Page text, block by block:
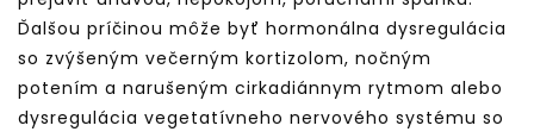
Ďalšou príčinou môže byť hormonálna dysregulácia
so zvýšeným večerným kortizolom, nočným
potením a narušeným cirkadiánnym rytmom alebo
dysregulácia vegetatívneho nervového systému so